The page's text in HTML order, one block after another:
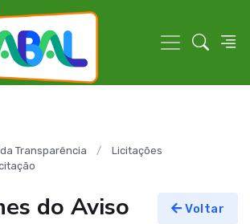
Transparência
Licitações
Voltar
do Aviso